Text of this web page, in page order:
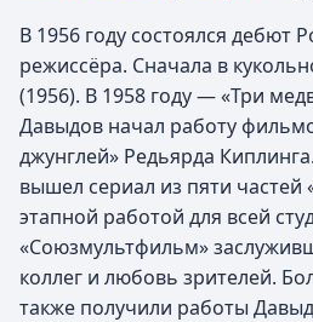
В 1956 году состоялся дебют
режиссёра. Сначала в
(1956). В 1958 году — «Три
Давыдов начал работу
джунглей» Редьярда
вышел сериал из пяти частей
этапной работой для всей
«Союзмультфильм»
коллег и любовь зрителей.
также получили работы